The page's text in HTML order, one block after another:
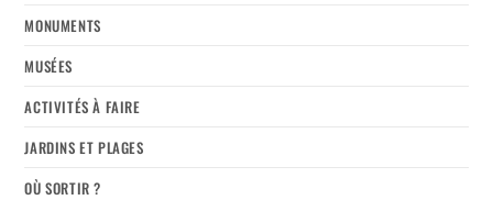
MONUMENTS
MUSÉES
ACTIVITÉS À FAIRE
JARDINS ET PLAGES
OÙ SORTIR ?